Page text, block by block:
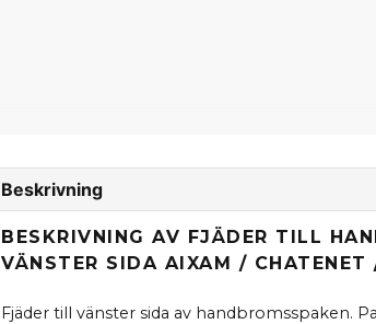
Beskrivning
BESKRIVNING AV FJÄDER TILL
VÄNSTER SIDA AIXAM /
Fjäder till vänster sida av handbromsspaken.